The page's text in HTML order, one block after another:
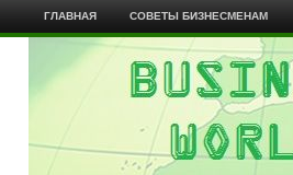
ГЛАВНАЯ СОВЕТЫ БИЗНЕСМЕНАМ